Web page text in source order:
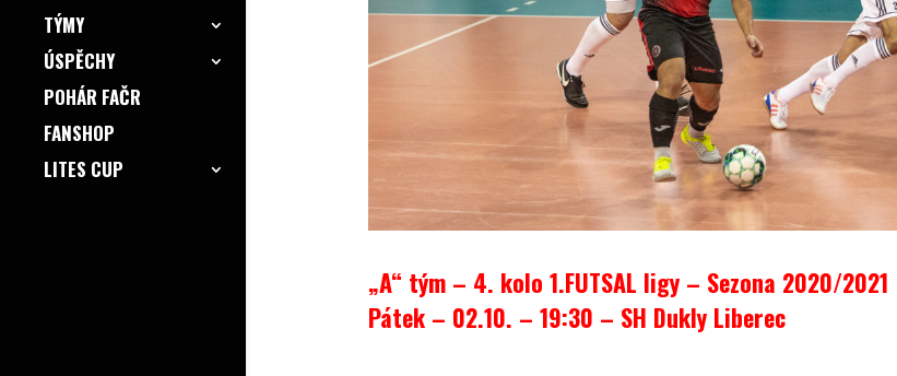
TÝMY
ÚSPĚCHY
POHÁR FAČR
FANSHOP
LITES CUP
„A“ tým – 4. kolo 1.FUTSAL ligy – Sezona 2020/2021
Pátek – 02.10. – 19:30 – SH Dukly Liberec